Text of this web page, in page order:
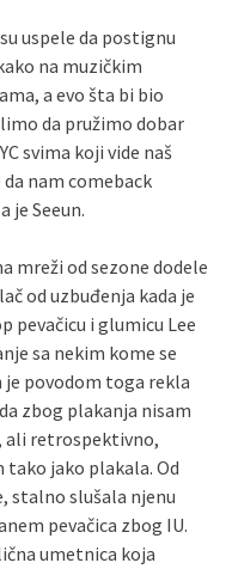
uspele da postignu
na muzičkim
a evo šta bi bio
da pružimo dobar
svima koji vide naš
nam comeback
je Seeun.
mreži od sezone dodele
od uzbuđenja kada je
pevačicu i glumicu Lee
sa nekim kome se
je povodom toga rekla
zbog plakanja nisam
ali retrospektivno,
tako jako plakala. Od
stalno slušala njenu
pevačica zbog IU.
umetnica koja